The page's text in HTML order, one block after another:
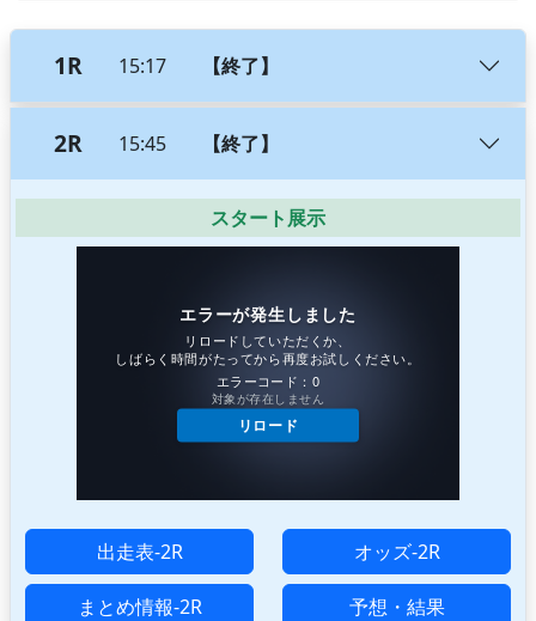
1R 15:17 【終了】
2R 15:45 【終了】
スタート展示
出走表-2R オッズ-2R
まとめ情報-2R 予想・結果